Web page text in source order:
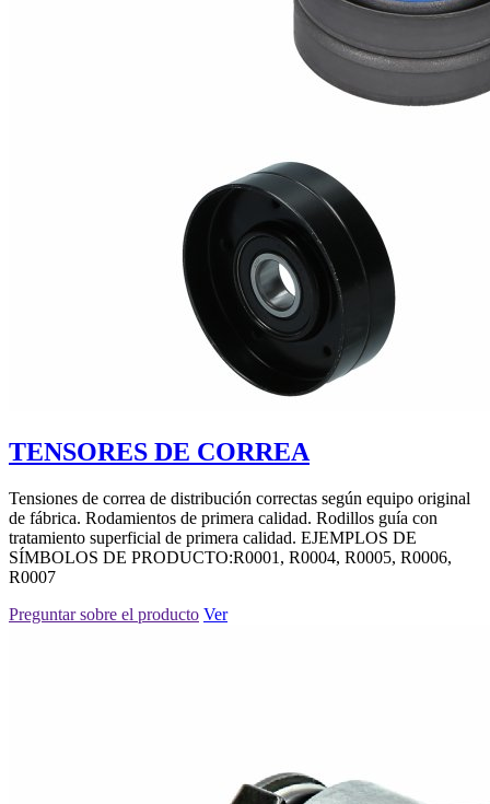
TENSORES DE CORREA
Tensiones de correa de distribución correctas según equipo original
de fábrica. Rodamientos de primera calidad. Rodillos guía con
tratamiento superficial de primera calidad. EJEMPLOS DE
SÍMBOLOS DE PRODUCTO:R0001, R0004, R0005, R0006,
R0007
Preguntar sobre el producto Ver